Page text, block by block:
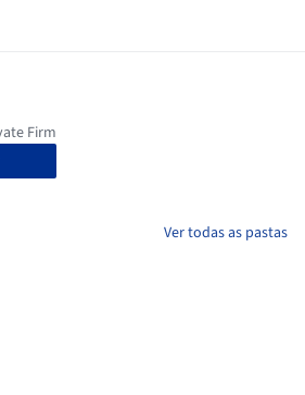
Ver todas as pastas